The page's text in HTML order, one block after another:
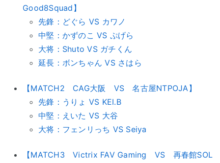
Good8Squad】
先鋒：どぐら VS カワノ
中堅：かずのこ VS ぷげら
大将：Shuto VS ガチくん
延長：ボンちゃん VS さはら
【MATCH2 CAG大阪 VS 名古屋NTPOJA】
先鋒：うりょ VS KEI.B
中堅：えいた VS 大谷
大将：フェンリっち VS Seiya
【MATCH3 Victrix FAV Gaming VS 再春館SOL